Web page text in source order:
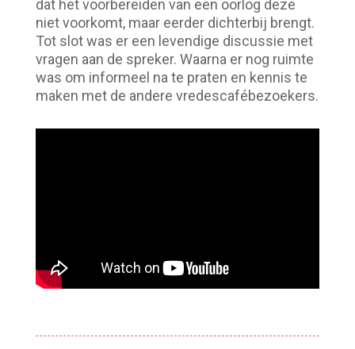
dat het voorbereiden van een oorlog deze
niet voorkomt, maar eerder dichterbij brengt.
Tot slot was er een levendige discussie met
vragen aan de spreker. Waarna er nog ruimte
was om informeel na te praten en kennis te
maken met de andere vredescafébezoekers.